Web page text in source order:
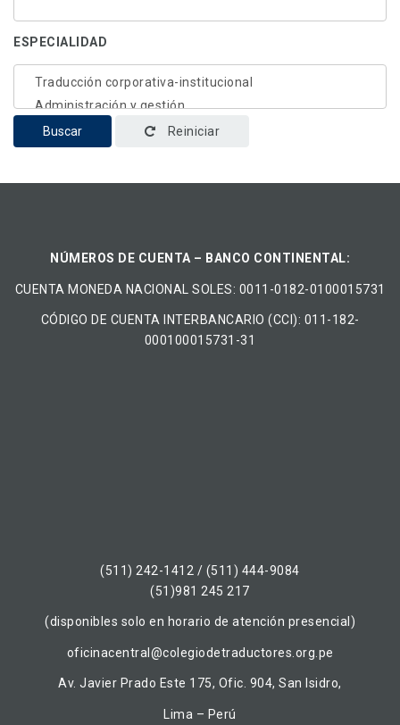
ESPECIALIDAD
Buscar Reiniciar
NÚMEROS DE CUENTA – BANCO CONTINENTAL:
CUENTA MONEDA NACIONAL​ ​SOLES​: 0011-0182-0100015731
CÓDIGO DE CUENTA INTERBANCARIO (CCI): 011-182-
000100015731-31
(511) 242-1412 / (511) 444-9084
(51)981 245 217
(disponibles solo en horario de atención presencial)
oficinacentral@colegiodetraductores.org.pe
Av. Javier Prado Este 175, Ofic. 904, San Isidro,
Lima – Perú